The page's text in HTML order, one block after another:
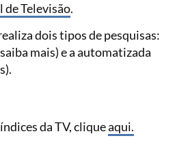
de Televisão.
dois tipos de pesquisas:
mais) e a automatizada
da TV, cliqueaqui.